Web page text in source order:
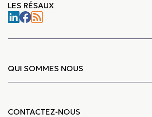
LES RÉSAUX
QUI SOMMES NOUS
CONTACTEZ-NOUS